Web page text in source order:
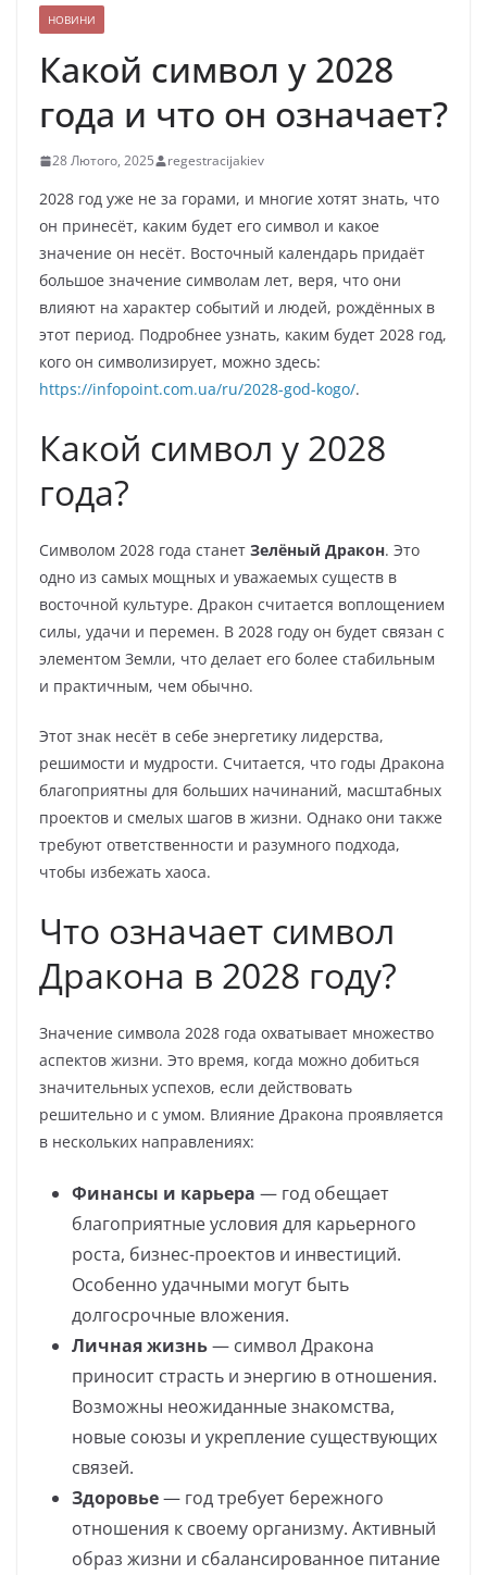
НОВИНИ
Какой символ у 2028
года и что он означает?
28 Лютого, 2025 regestracijakiev
2028 год уже не за горами, и многие хотят знать, что
он принесёт, каким будет его символ и какое
значение он несёт. Восточный календарь придаёт
большое значение символам лет, веря, что они
влияют на характер событий и людей, рождённых в
этот период. Подробнее узнать, каким будет 2028 год,
кого он символизирует, можно здесь:
https://infopoint.com.ua/ru/2028-god-kogo/.
Какой символ у 2028
года?
Символом 2028 года станет Зелёный Дракон. Это
одно из самых мощных и уважаемых существ в
восточной культуре. Дракон считается воплощением
силы, удачи и перемен. В 2028 году он будет связан с
элементом Земли, что делает его более стабильным
и практичным, чем обычно.
Этот знак несёт в себе энергетику лидерства,
решимости и мудрости. Считается, что годы Дракона
благоприятны для больших начинаний, масштабных
проектов и смелых шагов в жизни. Однако они также
требуют ответственности и разумного подхода,
чтобы избежать хаоса.
Что означает символ
Дракона в 2028 году?
Значение символа 2028 года охватывает множество
аспектов жизни. Это время, когда можно добиться
значительных успехов, если действовать
решительно и с умом. Влияние Дракона проявляется
в нескольких направлениях:
Финансы и карьера — год обещает
благоприятные условия для карьерного
роста, бизнес-проектов и инвестиций.
Особенно удачными могут быть
долгосрочные вложения.
Личная жизнь— символ Дракона
приносит страсть и энергию в отношения.
Возможны неожиданные знакомства,
новые союзы и укрепление существующих
связей.
Здоровье— год требует бережного
отношения к своему организму. Активный
образ жизни и сбалансированное питание